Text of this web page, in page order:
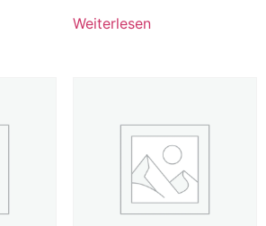
Weiterlesen